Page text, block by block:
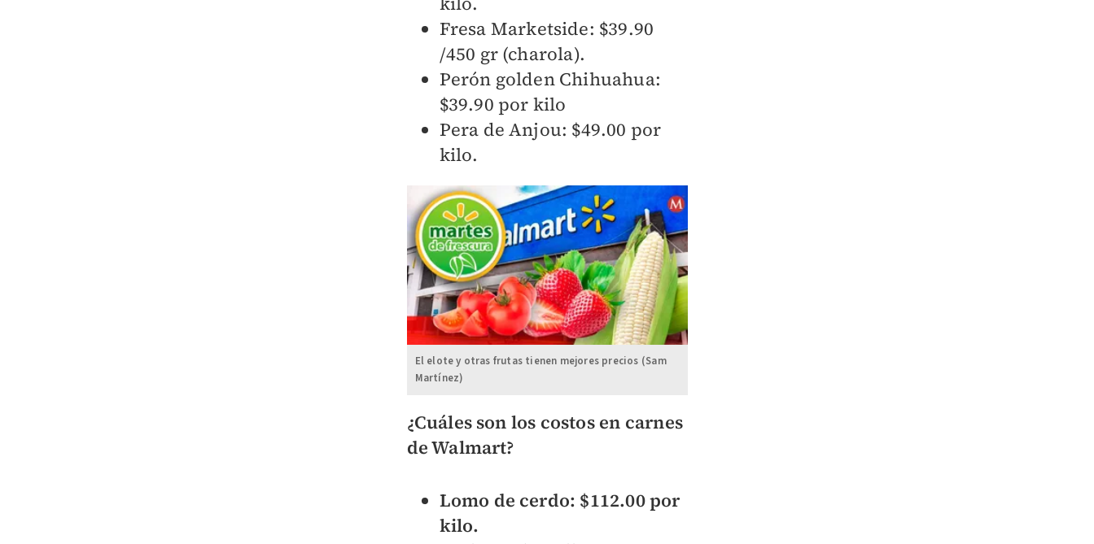
Fresa Marketside: $39.90
/450 gr (charola).
Perón golden Chihuahua:
$39.90 por kilo
Pera de Anjou: $49.00 por
kilo.
El elote y otras frutas tienen mejores precios (Sam
Martínez)
¿Cuáles son los costos en carnes
de Walmart?
Lomo de cerdo: $112.00 por
kilo.